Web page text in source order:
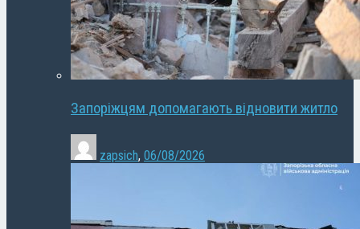
Запоріжцям допомагають відновити житло
zapsich, 06/08/2026